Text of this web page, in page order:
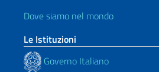
Dove siamo nel mondo
Le Istituzioni
Governo Italiano